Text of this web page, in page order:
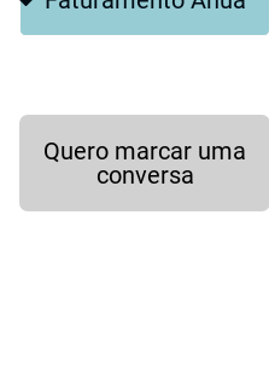
Quero marcar uma
conversa